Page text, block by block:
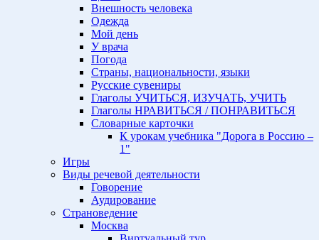
Внешность человека
Одежда
Мой день
У врача
Погода
Страны, национальности, языки
Русские сувениры
Глаголы УЧИТЬСЯ, ИЗУЧАТЬ, УЧИТЬ
Глаголы НРАВИТЬСЯ / ПОНРАВИТЬСЯ
Словарные карточки
К урокам учебника "Дорога в Россию –
1"
Игры
Виды речевой деятельности
Говорение
Аудирование
Страноведение
Москва